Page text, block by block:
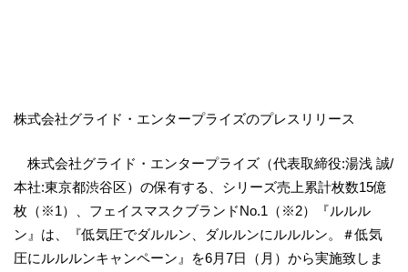
株式会社グライド・エンタープライズのプレスリリース
株式会社グライド・エンタープライズ（代表取締役:湯浅 誠/
本社:東京都渋谷区）の保有する、シリーズ売上累計枚数15億
枚（※1）、フェイスマスクブランドNo.1（※2）『ルルル
ン』は、『低気圧でダルルン、ダルルンにルルルン。＃低気
圧にルルルンキャンペーン』を6月7日（月）から実施致しま